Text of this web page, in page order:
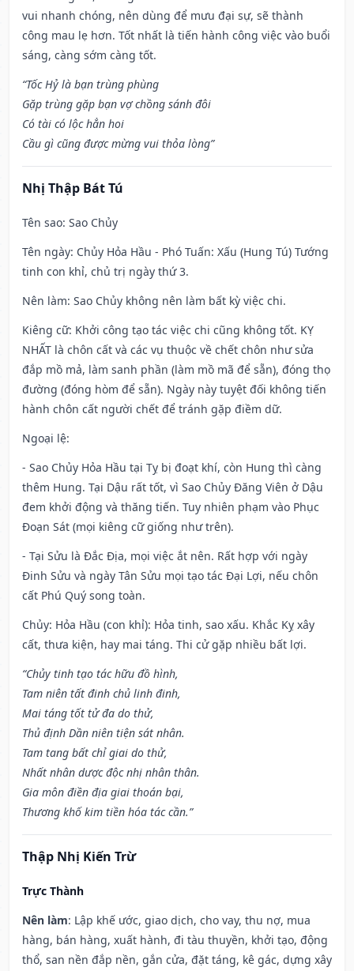
vui nhanh chóng, nên dùng để mưu đại sự, sẽ thành
công mau lẹ hơn. Tốt nhất là tiến hành công việc vào buổi
sáng, càng sớm càng tốt.
“Tốc Hỷ là bạn trùng phùng
Gặp trùng gặp bạn vợ chồng sánh đôi
Có tài có lộc hẳn hoi
Cầu gì cũng được mừng vui thỏa lòng”
Nhị Thập Bát Tú
Tên sao: Sao Chủy
Tên ngày: Chủy Hỏa Hầu - Phó Tuấn: Xấu (Hung Tú) Tướng
tinh con khỉ, chủ trị ngày thứ 3.
Nên làm: Sao Chủy không nên làm bất kỳ việc chi.
Kiêng cữ: Khởi công tạo tác việc chi cũng không tốt. KỴ
NHẤT là chôn cất và các vụ thuộc về chết chôn như sửa
đắp mồ mả, làm sanh phần (làm mồ mã để sẵn), đóng thọ
đường (đóng hòm để sẵn). Ngày này tuyệt đối không tiến
hành chôn cất người chết để tránh gặp điềm dữ.
Ngoại lệ:
- Sao Chủy Hỏa Hầu tại Tỵ bị đoạt khí, còn Hung thì càng
thêm Hung. Tại Dậu rất tốt, vì Sao Chủy Đăng Viên ở Dậu
đem khởi động và thăng tiến. Tuy nhiên phạm vào Phục
Đoạn Sát (mọi kiêng cữ giống như trên).
- Tại Sửu là Đắc Địa, mọi việc ắt nên. Rất hợp với ngày
Đinh Sửu và ngày Tân Sửu mọi tạo tác Đại Lợi, nếu chôn
cất Phú Quý song toàn.
Chủy: Hỏa Hầu (con khỉ): Hỏa tinh, sao xấu. Khắc Kỵ xây
cất, thưa kiện, hay mai táng. Thi cử gặp nhiều bất lợi.
“Chủy tinh tạo tác hữu đồ hình,
Tam niên tất đinh chủ linh đinh,
Mai táng tốt tử đa do thử,
Thủ định Dần niên tiện sát nhân.
Tam tang bất chỉ giai do thử,
Nhất nhân dược độc nhị nhân thân.
Gia môn điền địa giai thoán bại,
Thương khố kim tiền hóa tác cần.”
Thập Nhị Kiến Trừ
Trực Thành
Nên làm: Lập khế ước, giao dịch, cho vay, thu nợ, mua
hàng, bán hàng, xuất hành, đi tàu thuyền, khởi tạo, động
thổ, san nền đắp nền, gắn cửa, đặt táng, kê gác, dựng xây